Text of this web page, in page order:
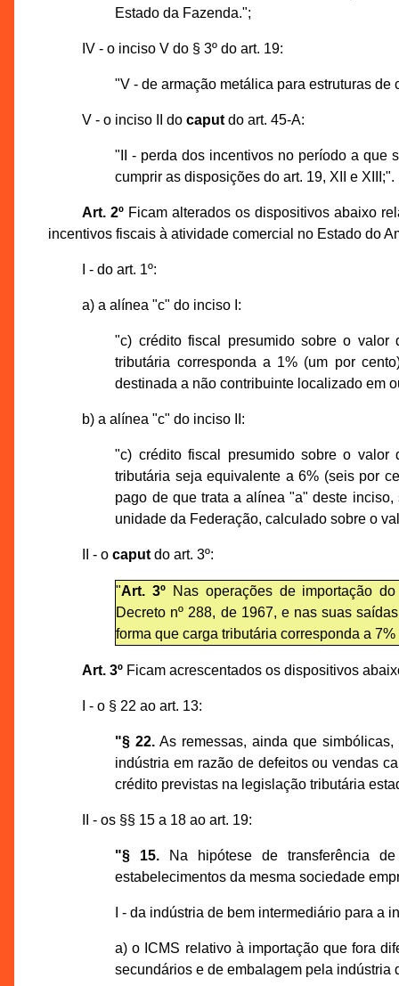
Estado da Fazenda.";
IV - o inciso V do § 3º do art. 19:
"V - de armação metálica para estruturas
V - o inciso II do caputdo art. 45-A:
"II - perda dos incentivos no período a que
cumprir as disposições do art. 19, XII e XIII;".
Art. 2ºFicam alterados os dispositivos abaixo
incentivos fiscais à atividade comercial no Estado do
I - do art. 1º:
a) a alínea "c" do inciso I:
"c) crédito fiscal presumido sobre o
tributária corresponda a 1% (um por
destinada a não contribuinte localizado em
b) a alínea "c" do inciso II:
"c) crédito fiscal presumido sobre o
tributária seja equivalente a 6% (seis por
pago de que trata a alínea "a" deste
unidade da Federação, calculado sobre o
II - o caputdo art. 3º:
"Art. 3º Nas operações de importação
Decreto nº 288, de 1967, e nas suas
forma que carga tributária corresponda a
Art. 3ºFicam acrescentados os dispositivos
I - o § 22 ao art. 13:
"§ 22. As remessas, ainda que
indústria em razão de defeitos ou vendas
crédito previstas na legislação tributária
II - os §§ 15 a 18 ao art. 19:
"§ 15. Na hipótese de transferência
estabelecimentos da mesma sociedade
I - da indústria de bem intermediário para a
a) o ICMS relativo à importação que fora
secundários e de embalagem pela indústria